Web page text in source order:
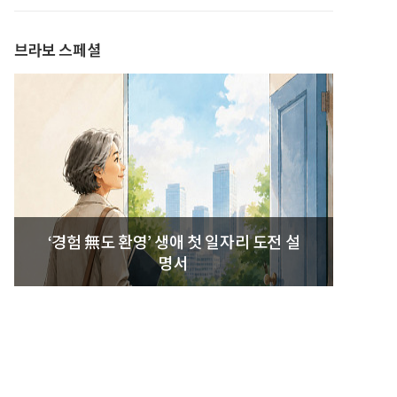
브라보 스페셜
‘경험 無도 환영’ 생애 첫 일자리 도전 설
명서